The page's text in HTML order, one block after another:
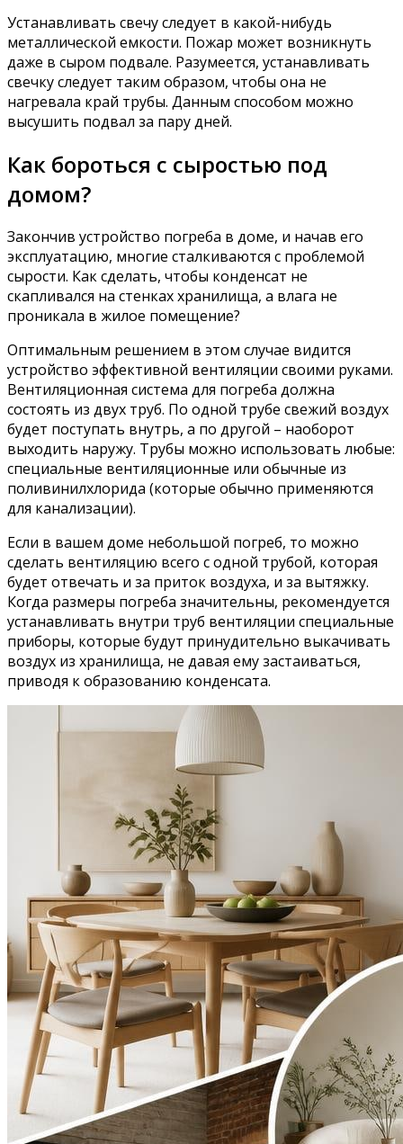
Устанавливать свечу следует в какой-нибудь
металлической емкости. Пожар может возникнуть
даже в сыром подвале. Разумеется, устанавливать
свечку следует таким образом, чтобы она не
нагревала край трубы. Данным способом можно
высушить подвал за пару дней.
Как бороться с сыростью под
домом?
Закончив устройство погреба в доме, и начав его
эксплуатацию, многие сталкиваются с проблемой
сырости. Как сделать, чтобы конденсат не
скапливался на стенках хранилища, а влага не
проникала в жилое помещение?
Оптимальным решением в этом случае видится
устройство эффективной вентиляции своими руками.
Вентиляционная система для погреба должна
состоять из двух труб. По одной трубе свежий воздух
будет поступать внутрь, а по другой – наоборот
выходить наружу. Трубы можно использовать любые:
специальные вентиляционные или обычные из
поливинилхлорида (которые обычно применяются
для канализации).
Если в вашем доме небольшой погреб, то можно
сделать вентиляцию всего с одной трубой, которая
будет отвечать и за приток воздуха, и за вытяжку.
Когда размеры погреба значительны, рекомендуется
устанавливать внутри труб вентиляции специальные
приборы, которые будут принудительно выкачивать
воздух из хранилища, не давая ему застаиваться,
приводя к образованию конденсата.